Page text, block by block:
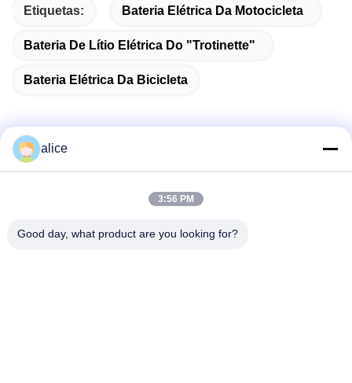
Etiquetas: Bateria Elétrica Da Motocicleta
Bateria De Lítio Elétrica Do "trotinette"
Bateria Elétrica Da Bicicleta
Rua Fuyuan 5, Parque Industrial de Baterias de Lítio, Zona
alice
3:56 PM
Good day, what product are you looking for?